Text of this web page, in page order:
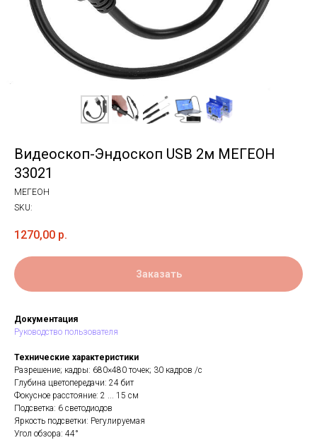
Видеоскоп-Эндоскоп USB 2м МЕГЕОН
33021
МЕГЕОН
SKU:
1270,00 р.
Заказать
Документация
Руководство пользователя
Технические характеристики
Разрешение; кадры: 680×480 точек; 30 кадров /с
Глубина цветопередачи: 24 бит
Фокусное расстояние: 2 ... 15 см
Подсветка: 6 светодиодов
Яркость подсветки: Регулируемая
Угол обзора: 44°